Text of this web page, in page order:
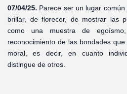
07/04/25. Parece ser un lugar
brillar, de florecer, de mostrar las
como una muestra de
reconocimiento de las bondades
moral, es decir, en cuanto
distingue de otros.